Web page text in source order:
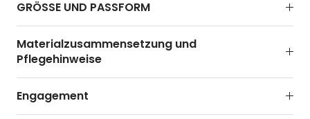
GRÖSSE UND PASSFORM
Materialzusammensetzung und
Pflegehinweise
Engagement